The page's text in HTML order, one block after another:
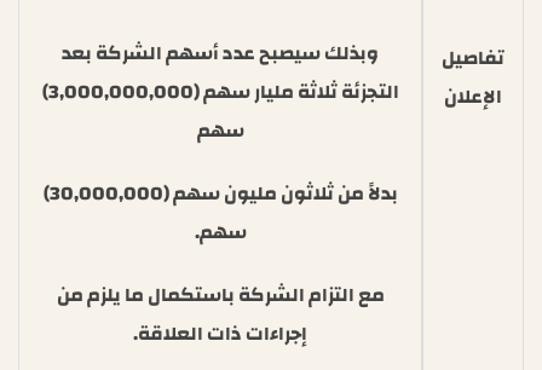
تفاصيل
الإعلان
وبذلك سيصبح عدد أسهم الشركة بعد
التجزئة ثلاثة مليار سهم (3,000,000,000)
سهم
بدلاً من ثلاثون مليون سهم (30,000,000)
سهم.
مع التزام الشركة باستكمال ما يلزم من
إجراءات ذات العلاقة.